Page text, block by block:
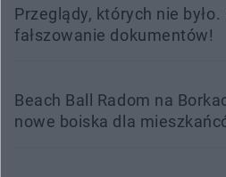
Przeglądy, których nie było.
fałszowanie dokumentów!
Beach Ball Radom na
nowe boiska dla